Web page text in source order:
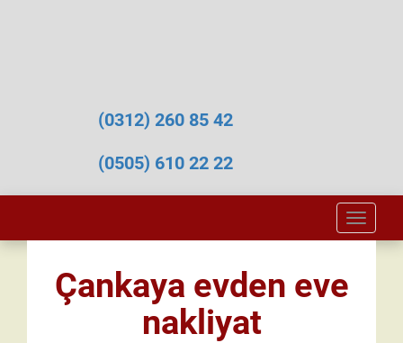
(0312) 260 85 42
(0505) 610 22 22
Toggle
Çankaya evden eve
nakliyat